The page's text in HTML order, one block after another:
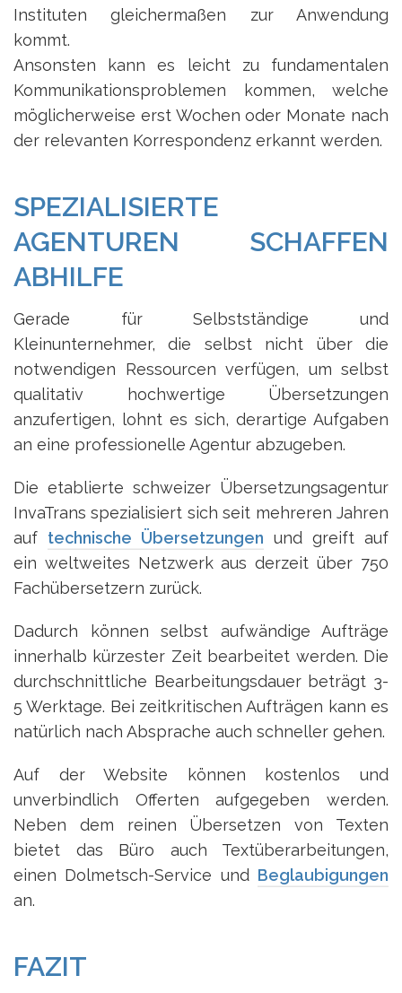
Instituten gleichermaßen zur Anwendung
kommt.
Ansonsten kann es leicht zu fundamentalen
Kommunikationsproblemen kommen, welche
möglicherweise erst Wochen oder Monate nach
der relevanten Korrespondenz erkannt werden.
SPEZIALISIERTE
AGENTUREN SCHAFFEN
ABHILFE
Gerade für Selbstständige und
Kleinunternehmer, die selbst nicht über die
notwendigen Ressourcen verfügen, um selbst
qualitativ hochwertige Übersetzungen
anzufertigen, lohnt es sich, derartige Aufgaben
an eine professionelle Agentur abzugeben.
Die etablierte schweizer Übersetzungsagentur
InvaTrans spezialisiert sich seit mehreren Jahren
auf technische Übersetzungen und greift auf
ein weltweites Netzwerk aus derzeit über 750
Fachübersetzern zurück.
Dadurch können selbst aufwändige Aufträge
innerhalb kürzester Zeit bearbeitet werden. Die
durchschnittliche Bearbeitungsdauer beträgt 3-
5 Werktage. Bei zeitkritischen Aufträgen kann es
natürlich nach Absprache auch schneller gehen.
Auf der Website können kostenlos und
unverbindlich Offerten aufgegeben werden.
Neben dem reinen Übersetzen von Texten
bietet das Büro auch Textüberarbeitungen,
einen Dolmetsch-Service und Beglaubigungen
an.
FAZIT